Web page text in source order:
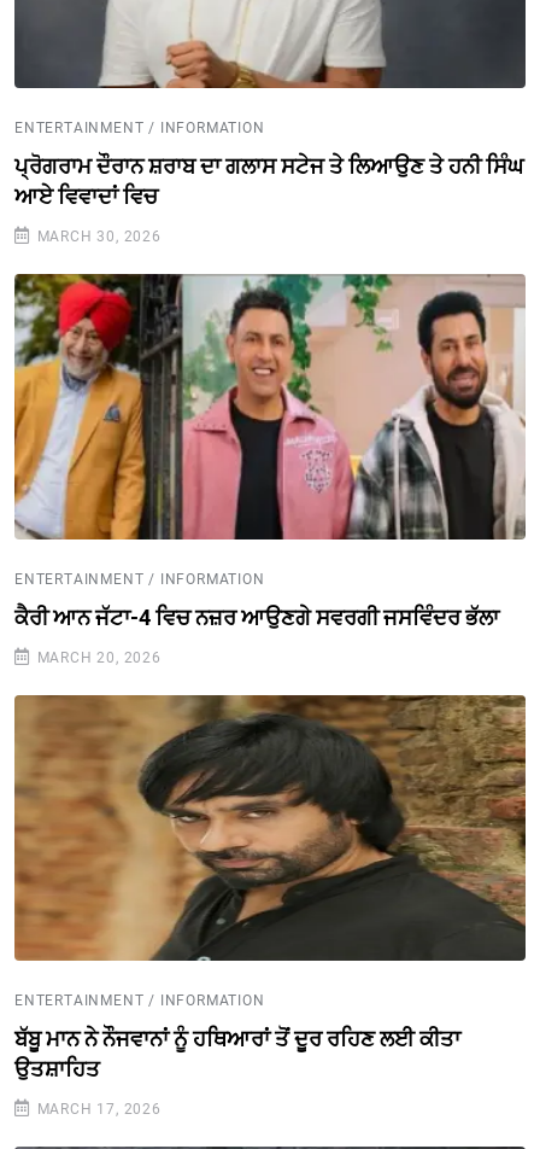
ENTERTAINMENT / INFORMATION
ਪ੍ਰੋਗਰਾਮ ਦੌਰਾਨ ਸ਼ਰਾਬ ਦਾ ਗਲਾਸ ਸਟੇਜ ਤੇ ਲਿਆਉਣ ਤੇ ਹਨੀ ਸਿੰਘ
ਆਏ ਵਿਵਾਦਾਂ ਵਿਚ
MARCH 30, 2026
ENTERTAINMENT / INFORMATION
ਕੈਰੀ ਆਨ ਜੱਟਾ-4 ਵਿਚ ਨਜ਼ਰ ਆਉਣਗੇ ਸਵਰਗੀ ਜਸਵਿੰਦਰ ਭੱਲਾ
MARCH 20, 2026
ENTERTAINMENT / INFORMATION
ਬੱਬੂ ਮਾਨ ਨੇ ਨੌਜਵਾਨਾਂ ਨੂੰ ਹਥਿਆਰਾਂ ਤੋਂ ਦੂਰ ਰਹਿਣ ਲਈ ਕੀਤਾ
ਉਤਸ਼ਾਹਿਤ
MARCH 17, 2026